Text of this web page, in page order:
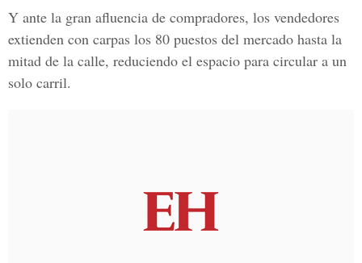
Y ante la gran afluencia de compradores, los vendedores
extienden con carpas los 80 puestos del mercado hasta la
mitad de la calle, reduciendo el espacio para circular a un
solo carril.